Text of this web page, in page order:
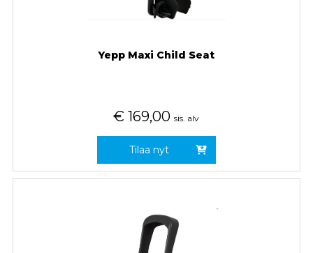
Yepp Maxi Child Seat
€ 169,00 sis. alv
Tilaa nyt